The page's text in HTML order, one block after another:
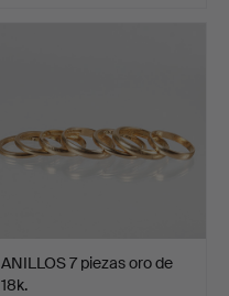
ANILLOS 7 piezas oro de
18k.